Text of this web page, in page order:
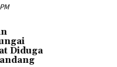
Diduga